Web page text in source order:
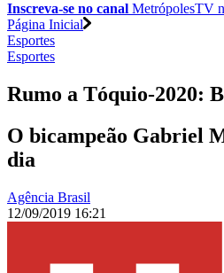
Inscreva-se no canal MetrópolesTV
Página Inicial
Esportes
Esportes
Rumo a Tóquio-2020:
O bicampeão Gabriel
dia
Agência Brasil
12/09/2019 16:21